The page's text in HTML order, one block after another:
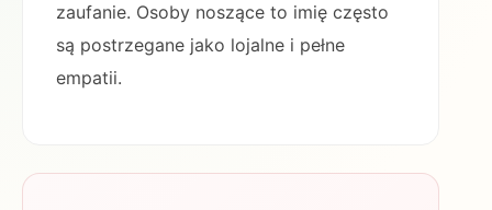
zaufanie. Osoby noszące to imię często
są postrzegane jako lojalne i pełne
empatii.